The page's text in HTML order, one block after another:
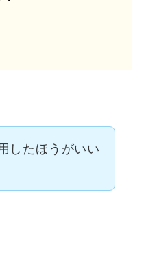
したほうがいい